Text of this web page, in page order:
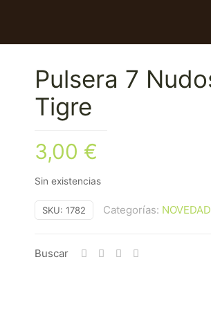
Pulsera 7
Tigre
3,00 €
Sin existencias
SKU: 1782 Categorías:
Buscar